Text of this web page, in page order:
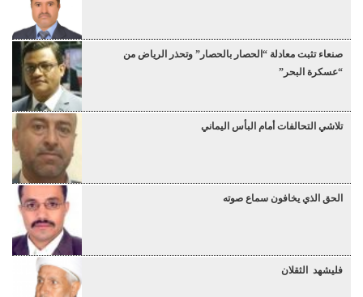
صنعاء تثبت معادلة “الحصار بالحصار” وتحذر الرياض من
“عسكرة البحر”
تلاشي التحالفات أمام البأس اليماني
الحق الذي يخافون سماع صوته
فليشهد الثقلان